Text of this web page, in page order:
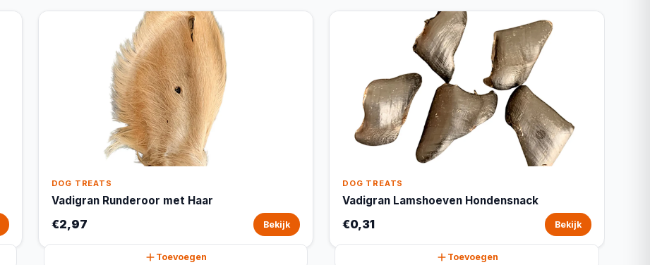
DOG TREATS
Vadigran Runderoor met Haar
€2,97 Bekijk
Toevoegen
DOG TREATS
Vadigran Lamshoeven Hondensnack
€0,31 Bekijk
Toevoegen